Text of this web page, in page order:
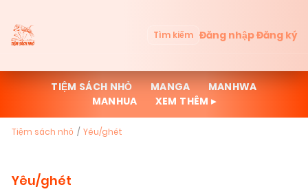
Tìm kiếm Đăng nhậpĐăng ký
TIỆM SÁCH NHỎ MANGA
MANHWA
MANHUA
XEM THÊM ▸
Tiệm sách nhỏ Yêu/ghét
Yêu/ghét